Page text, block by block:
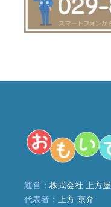
運営： 株式会社 上方屋
代表者：
上方 京介